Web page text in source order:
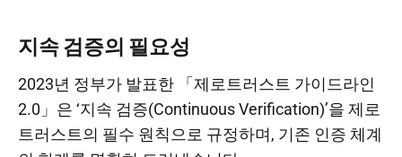
지속 검증의 필요성
2023년 정부가 발표한 「제로트러스트 가이드라인
2.0」은 ‘지속 검증(Continuous Verification)’을 제로
트러스트의 필수 원칙으로 규정하며, 기존 인증 체계